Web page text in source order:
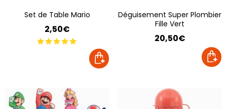
Set de Table Mario
2,50€
Déguisement Super Plombier
Fille Vert
20,50€